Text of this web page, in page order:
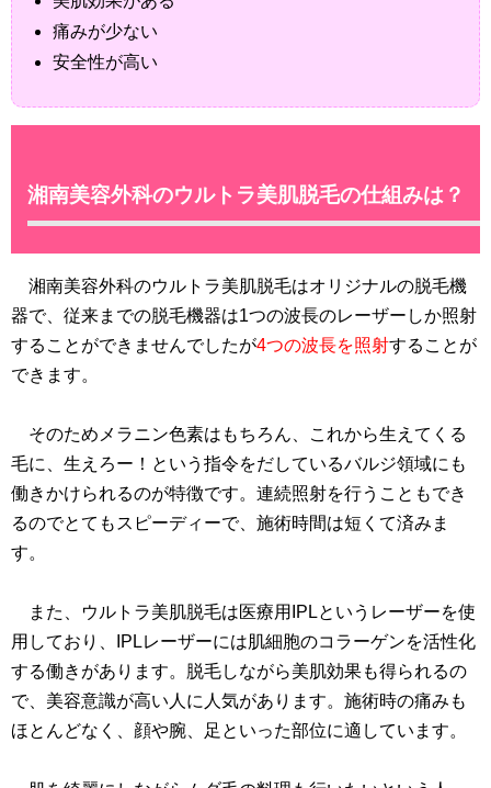
痛みが少ない
安全性が高い
湘南美容外科のウルトラ美肌脱毛の仕組みは？
湘南美容外科のウルトラ美肌脱毛はオリジナルの脱毛機
器で、従来までの脱毛機器は1つの波長のレーザーしか照射
することができませんでしたが4つの波長を照射することが
できます。
そのためメラニン色素はもちろん、これから生えてくる
毛に、生えろー！という指令をだしているバルジ領域にも
働きかけられるのが特徴です。連続照射を行うこともでき
るのでとてもスピーディーで、施術時間は短くて済みま
す。
また、ウルトラ美肌脱毛は医療用IPLというレーザーを使
用しており、IPLレーザーには肌細胞のコラーゲンを活性化
する働きがあります。脱毛しながら美肌効果も得られるの
で、美容意識が高い人に人気があります。施術時の痛みも
ほとんどなく、顔や腕、足といった部位に適しています。